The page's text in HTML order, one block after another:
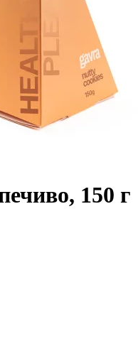
150 г